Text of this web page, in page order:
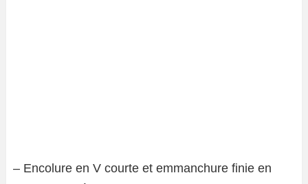
– Encolure en V courte et emmanchure finie en